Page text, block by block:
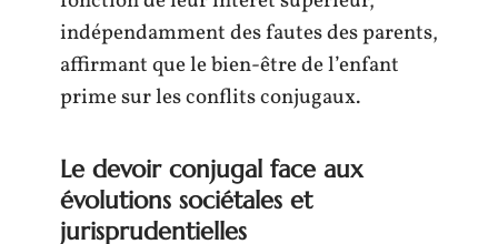
indépendamment des fautes des parents,
affirmant que le bien-être de l’enfant
prime sur les conflits conjugaux.
Le devoir conjugal face aux
évolutions sociétales et
jurisprudentielles